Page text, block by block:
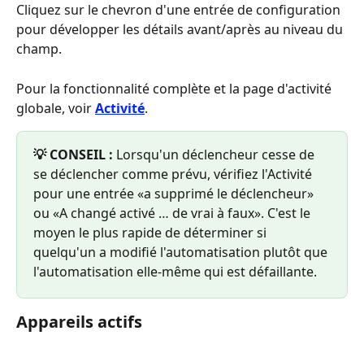
Cliquez sur le chevron d'une entrée de configuration
pour développer les détails avant/après au niveau du
champ.
Pour la fonctionnalité complète et la page d'activité
globale, voir Activité.
💡 CONSEIL : Lorsqu'un déclencheur cesse de
se déclencher comme prévu, vérifiez l'Activité
pour une entrée «a supprimé le déclencheur»
ou «A changé activé … de vrai à faux». C'est le
moyen le plus rapide de déterminer si
quelqu'un a modifié l'automatisation plutôt que
l'automatisation elle-même qui est défaillante.
Appareils actifs